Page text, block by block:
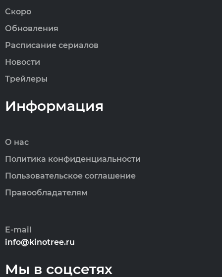
Скоро
Обновления
Расписание сериалов
Новости
Трейлеры
Информация
О нас
Политика конфиденциальности
Пользовательское соглашение
Правообладателям
E-mail
info@kinotree.ru
Мы в соцсетях